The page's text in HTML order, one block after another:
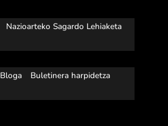
Nazioarteko Sagardo Lehiaketa
Bloga
Buletinera harpidetza